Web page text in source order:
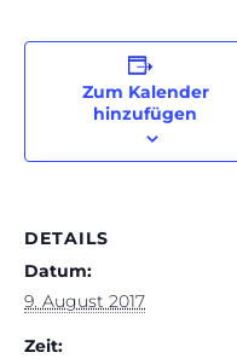
Zum Kalender
hinzufügen
DETAILS
Datum:
9. August 2017
Zeit: